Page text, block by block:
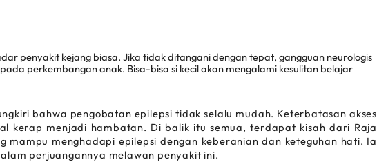
penyakit kejang biasa. Jika tidak ditangani dengan tepat, gangguan neurologis
perkembangan anak. Bisa-bisa si kecil akan mengalami kesulitan belajar
bahwa pengobatan epilepsi tidak selalu mudah. Keterbatasan akses
kerap menjadi hambatan. Di balik itu semua, terdapat kisah dari Raja
mampu menghadapi epilepsi dengan keberanian dan keteguhan hati. Ia
perjuangannya melawan penyakit ini.